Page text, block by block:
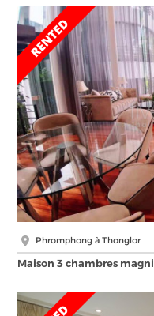
Phromphong à Thonglor
Maison 3 chambres